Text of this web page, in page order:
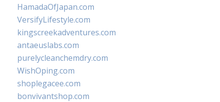
HamadaOfJapan.com
VersifyLifestyle.com
kingscreekadventures.com
antaeuslabs.com
purelycleanchemdry.com
WishOping.com
shoplegacee.com
bonvivantshop.com